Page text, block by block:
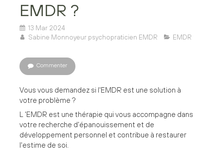
EMDR ?
13 Mar 2024
Sabine Monnoyeur psychopraticien EMDR
EMDR
Commenter
Vous vous demandez si l'EMDR est une solution à
votre problème ?
L 'EMDR est une thérapie qui vous accompagne dans
votre recherche d'épanouissement et de
développement personnel et contribue à restaurer
l'estime de soi.